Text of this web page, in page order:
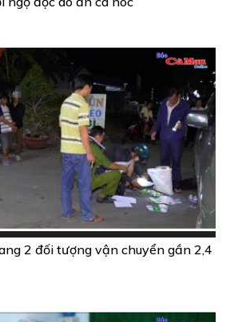
2 đối tượng vận chuyển gần 2,4